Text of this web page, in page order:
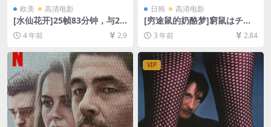
欧美 高清电影
[水仙花开]25帧83分钟，与24
帧85分钟版本内容一致 Naiss
ance des pieuvres (2007)[百
度网盘+迅雷云盘资源1080P
超清未删减][MP4/5GB][中英
字幕]
4 年前 2.9
日韩 高清电影
[穷途鼠的奶酪梦]窮鼠はチー
ズの夢を見る (2020)[百度网
盘+夸克网盘1080P超清未删
减资源][网盘在线播放/下载]
[MP4/8.1GB][中文字幕]
3 年前 2.84
VIP